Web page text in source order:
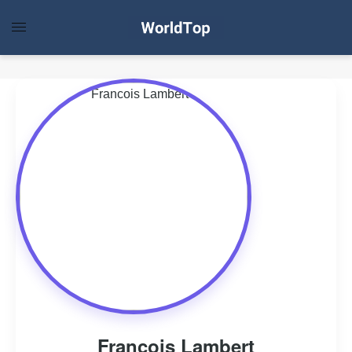
Francois Lambert